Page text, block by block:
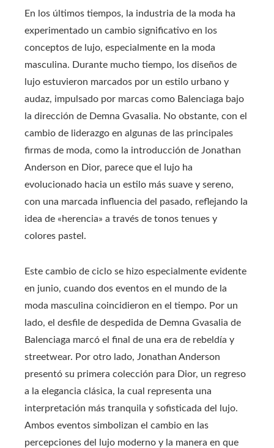
En los últimos tiempos, la industria de la moda ha
experimentado un cambio significativo en los
conceptos de lujo, especialmente en la moda
masculina. Durante mucho tiempo, los diseños de
lujo estuvieron marcados por un estilo urbano y
audaz, impulsado por marcas como Balenciaga bajo
la dirección de Demna Gvasalia. No obstante, con el
cambio de liderazgo en algunas de las principales
firmas de moda, como la introducción de Jonathan
Anderson en Dior, parece que el lujo ha
evolucionado hacia un estilo más suave y sereno,
con una marcada influencia del pasado, reflejando la
idea de «herencia» a través de tonos tenues y
colores pastel.
Este cambio de ciclo se hizo especialmente evidente
en junio, cuando dos eventos en el mundo de la
moda masculina coincidieron en el tiempo. Por un
lado, el desfile de despedida de Demna Gvasalia de
Balenciaga marcó el final de una era de rebeldía y
streetwear. Por otro lado, Jonathan Anderson
presentó su primera colección para Dior, un regreso
a la elegancia clásica, la cual representa una
interpretación más tranquila y sofisticada del lujo.
Ambos eventos simbolizan el cambio en las
percepciones del lujo moderno y la manera en que